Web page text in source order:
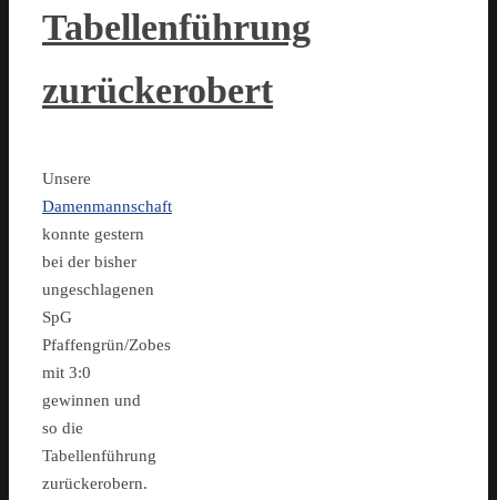
Tabellenführung
zurückerobert
Unsere
Damenmannschaft
konnte gestern
bei der bisher
ungeschlagenen
SpG
Pfaffengrün/Zobes
mit 3:0
gewinnen und
so die
Tabellenführung
zurückerobern.